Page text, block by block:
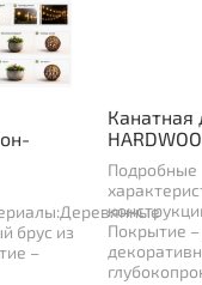
брус из
–
Канатная
Подробные
Покрытие